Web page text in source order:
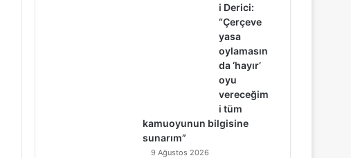
i Derici:
“Çerçeve
yasa
oylamasın
da ‘hayır’
oyu
vereceğim
i tüm
kamuoyunun bilgisine
sunarım”
9 Ağustos 2026